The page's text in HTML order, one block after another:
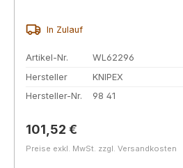
In Zulauf
Artikel-Nr.
WL62296
Hersteller
KNIPEX
Hersteller-Nr.
98 41
Regulärer Preis:
101,52 €
Preise exkl. MwSt. zzgl. Versandkosten